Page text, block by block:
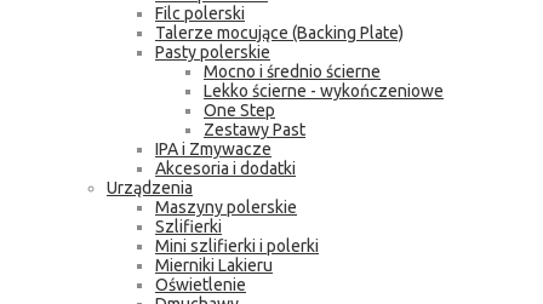
Filc polerski
Talerze mocujące (Backing Plate)
Pasty polerskie
Mocno i średnio ścierne
Lekko ścierne - wykończeniowe
One Step
Zestawy Past
IPA i Zmywacze
Akcesoria i dodatki
Urządzenia
Maszyny polerskie
Szlifierki
Mini szlifierki i polerki
Mierniki Lakieru
Oświetlenie